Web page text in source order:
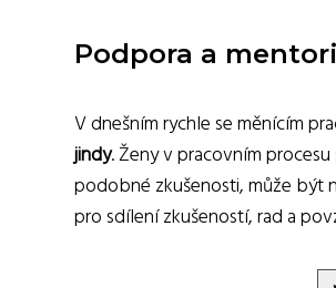
Podpora a
V dnešním rychle se měnícím
jindy. Ženy v pracovním
podobné zkušenosti, může být
pro sdílení zkušeností, rad a